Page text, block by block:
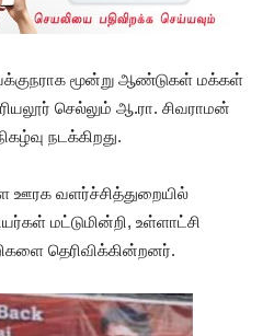
மூன்று ஆண்டுகள் மக்கள்
செல்லும் ஆ.ரா. சிவராமன்
நடக்கிறது.
ஊரக வளர்ச்சித்துறையில்
மட்டுமின்றி, உள்ளாட்சி
தெரிவிக்கின்றனர்.